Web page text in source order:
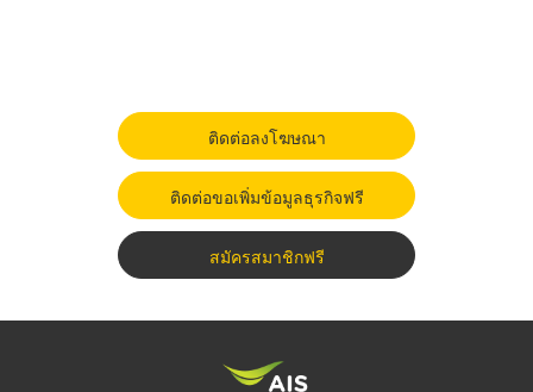
ติดต่อลงโฆษณา
ติดต่อขอเพิ่มข้อมูลธุรกิจฟรี
สมัครสมาชิกฟรี